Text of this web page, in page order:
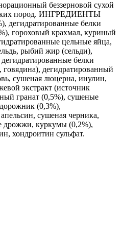
беззерновой сухой
пород. ИНГРЕДИЕНТЫ
дегидратированные белки
гороховый крахмал, куриный
цельные яйца,
рыбий жир (сельди),
белки
дегидратированный
сушеная люцерна, инулин,
экстракт (источник
гранат (0,5%), сушеные
(0,3%),
сушеная черника,
дрожжи, куркумы (0,2%),
хондроитин сульфат.